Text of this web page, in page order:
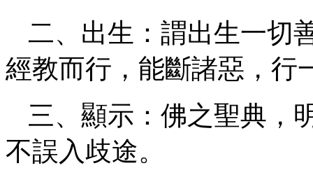
二、出生：謂出生一切
經教而行，能斷諸惡，行
三、顯示：佛之聖典，
不誤入歧途。